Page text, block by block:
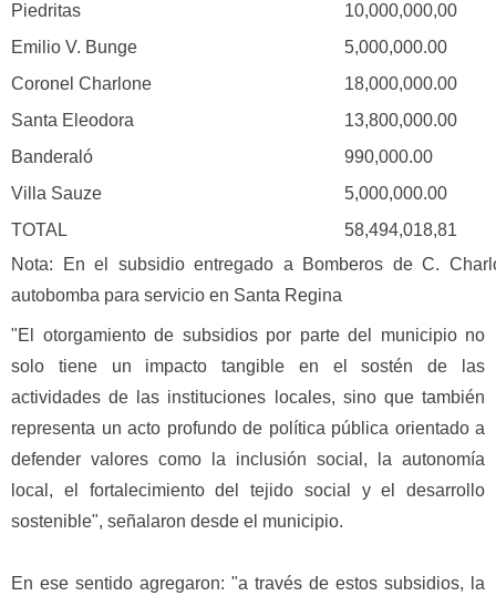
Piedritas
10,000,000,00
Emilio V. Bunge
5,000,000.00
Coronel Charlone
18,000,000.00
Santa Eleodora
13,800,000.00
Banderaló
990,000.00
Villa Sauze
5,000,000.00
TOTAL
58,494,018,81
Nota: En el subsidio entregado a Bomberos de C.
autobomba para servicio en Santa Regina
"El otorgamiento de subsidios por parte del municipio no
solo tiene un impacto tangible en el sostén de las
actividades de las instituciones locales, sino que también
representa un acto profundo de política pública orientado a
defender valores como la inclusión social, la autonomía
local, el fortalecimiento del tejido social y el desarrollo
sostenible", señalaron desde el municipio.
En ese sentido agregaron: "a través de estos subsidios, la